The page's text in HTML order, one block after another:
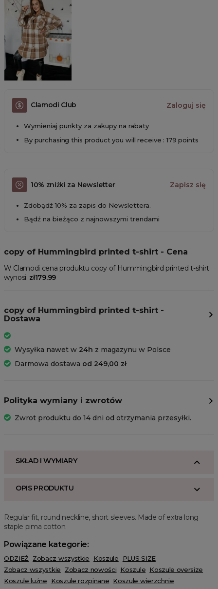
Clamodi Club Zaloguj się
Wymieniaj punkty za zakupy na rabaty
By purchasing this product you will receive : 179 points
10% zniżki za Newsletter Zapisz się
Zdobądź 10% za zapis do Newslettera.
Bądź na bieżąco z najnowszymi trendami
copy of Hummingbird printed t-shirt - Cena
W Clamodi cena produktu copy of Hummingbird printed t-shirt
wynosi: zł179.99
copy of Hummingbird printed t-shirt -
Dostawa
Wysyłka nawet w 24h z magazynu w Polsce
Darmowa dostawa od 249,00 zł
Polityka wymiany i zwrotów
Zwrot produktu do 14 dni od otrzymania przesyłki.
SKŁAD I WYMIARY
OPIS PRODUKTU
Regular fit, round neckline, short sleeves. Made of extra long
staple pima cotton.
Powiązane kategorie:
ODZIEŻ Zobacz wszystkie Koszule
PLUS SIZE
Zobacz wszystkie
Zobacz nowości Koszule Koszule oversize
Koszule luźne
Koszule rozpinane Koszule wierzchnie